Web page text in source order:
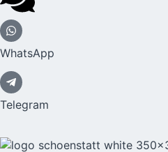
WhatsApp
Telegram